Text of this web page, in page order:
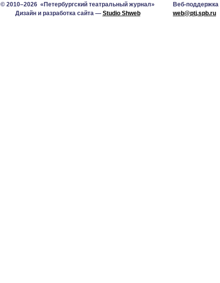
© 2010–2026 «Петербургский театральный журнал»
Дизайн и разработка сайта — Studio Shweb
Веб-поддержка
web@ptj.spb.ru